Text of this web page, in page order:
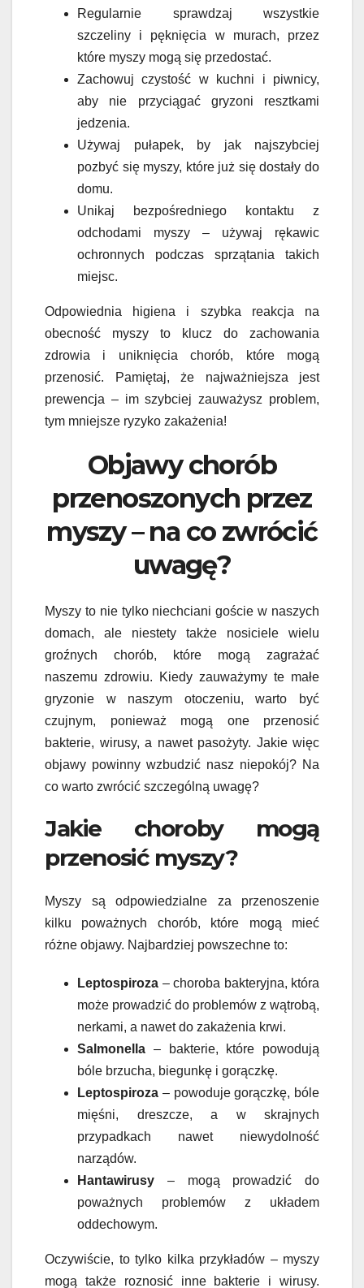
Regularnie sprawdzaj wszystkie
szczeliny i pęknięcia w murach, przez
które myszy mogą się przedostać.
Zachowuj czystość w kuchni i piwnicy,
aby nie przyciągać gryzoni resztkami
jedzenia.
Używaj pułapek, by jak najszybciej
pozbyć się myszy, które już się dostały do
domu.
Unikaj bezpośredniego kontaktu z
odchodami myszy – używaj rękawic
ochronnych podczas sprzątania takich
miejsc.
Odpowiednia higiena i szybka reakcja na
obecność myszy to klucz do zachowania
zdrowia i uniknięcia chorób, które mogą
przenosić. Pamiętaj, że najważniejsza jest
prewencja – im szybciej zauważysz problem,
tym mniejsze ryzyko zakażenia!
Objawy chorób
przenoszonych przez
myszy – na co zwrócić
uwagę?
Myszy to nie tylko niechciani goście w naszych
domach, ale niestety także nosiciele wielu
groźnych chorób, które mogą zagrażać
naszemu zdrowiu. Kiedy zauważymy te małe
gryzonie w naszym otoczeniu, warto być
czujnym, ponieważ mogą one przenosić
bakterie, wirusy, a nawet pasożyty. Jakie więc
objawy powinny wzbudzić nasz niepokój? Na
co warto zwrócić szczególną uwagę?
Jakie choroby mogą
przenosić myszy?
Myszy są odpowiedzialne za przenoszenie
kilku poważnych chorób, które mogą mieć
różne objawy. Najbardziej powszechne to:
Leptospiroza – choroba bakteryjna, która
może prowadzić do problemów z wątrobą,
nerkami, a nawet do zakażenia krwi.
Salmonella – bakterie, które powodują
bóle brzucha, biegunkę i gorączkę.
Leptospiroza – powoduje gorączkę, bóle
mięśni, dreszcze, a w skrajnych
przypadkach nawet niewydolność
narządów.
Hantawirusy – mogą prowadzić do
poważnych problemów z układem
oddechowym.
Oczywiście, to tylko kilka przykładów – myszy
mogą także roznosić inne bakterie i wirusy.